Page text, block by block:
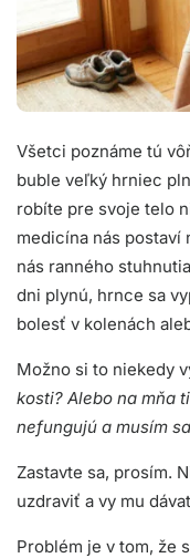
Všetci poznáme tú
buble veľký hrniec
robíte pre svoje telo
medicína nás postaví
nás ranného
dni plynú, hrnce sa
bolesť v kolenách
Možno si to niekedy
kosti? Alebo na mňa
nefungujú a musím
Zastavte sa, prosím.
uzdraviť a vy mu
Problém je v tom, že